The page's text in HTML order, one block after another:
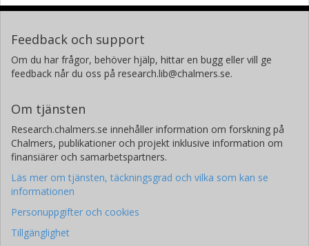
Feedback och support
Om du har frågor, behöver hjälp, hittar en bugg eller vill ge
feedback når du oss på research.lib@chalmers.se.
Om tjänsten
Research.chalmers.se innehåller information om forskning på
Chalmers, publikationer och projekt inklusive information om
finansiärer och samarbetspartners.
Läs mer om tjänsten, täckningsgrad och vilka som kan se
informationen
Personuppgifter och cookies
Tillgänglighet